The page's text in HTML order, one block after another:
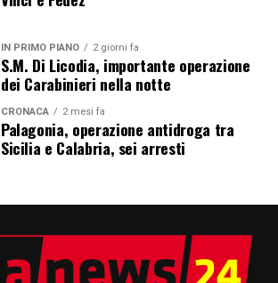
IN PRIMO PIANO 2 giorni fa
S.M. Di Licodia, importante operazione
dei Carabinieri nella notte
CRONACA 2 mesi fa
Palagonia, operazione antidroga tra
Sicilia e Calabria, sei arresti